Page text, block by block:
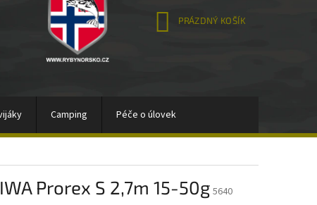
NÁKUPNÍ
PRÁZDNÝ KOŠÍK
Camping Péče o úlovek
Gumové nástrahy Woblery
Prorex S 2,7m 15-50g 5640